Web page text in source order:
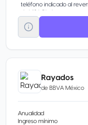
teléfono indicado al
de VISA Platinum.
Servicio de Concierge:
acceso sin costo al
atenderá y asistirá en
Seguridad: Te ofrece
que puedes estar
Seguro de accidentes en
Servicios de emergencia
Seguro de pérdida o
Protección de precios.
Garantía extendida.
Rayados
de BBVA México
Anualidad
Ingreso mínimo